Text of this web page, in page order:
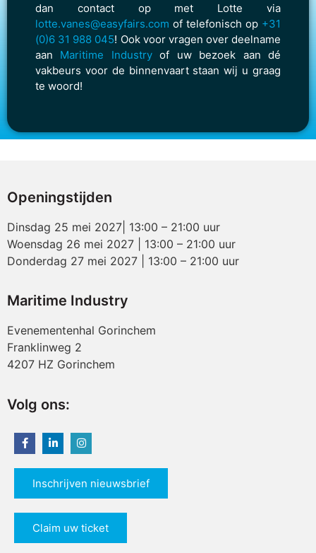
dan contact op met Lotte via
lotte.vanes@easyfairs.com of telefonisch op +31
(0)6 31 988 045! Ook voor vragen over deelname
aan Maritime Industryof uw bezoek aan dé
vakbeurs voor de binnenvaart staan wij u graag
te woord!
Openingstijden
Dinsdag 25 mei 2027| 13:00 – 21:00 uur
Woensdag 26 mei 2027 | 13:00 – 21:00 uur
Donderdag 27 mei 2027 | 13:00 – 21:00 uur
Maritime Industry
Evenementenhal Gorinchem
Franklinweg 2
4207 HZ Gorinchem
Volg ons:
Inschrijven nieuwsbrief
Claim uw ticket